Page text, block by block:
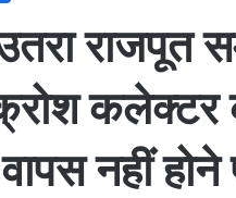
राजपूत
कलेक्टर
नहीं